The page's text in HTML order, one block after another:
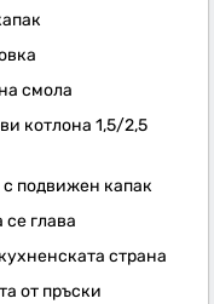
смола
котлона 1,5/2,5
подвижен капак
глава
страна
от пръски